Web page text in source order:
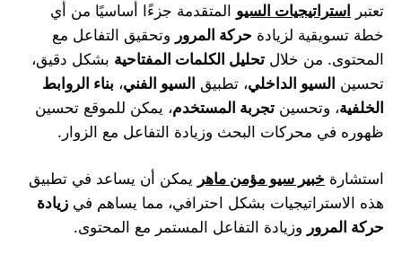
تعتبر استراتيجيات السيو المتقدمة جزءًا أساسيًا من أي
خطة تسويقية لزيادة حركة المرور وتحقيق التفاعل مع
المحتوى. من خلال تحليل الكلمات المفتاحية بشكل دقيق،
تحسين السيو الداخلي، تطبيق السيو الفني، بناء الروابط
الخلفية، وتحسين تجربة المستخدم، يمكن للموقع تحسين
ظهوره في محركات البحث وزيادة التفاعل مع الزوار.
استشارة خبير سيو مؤمن ماهر يمكن أن يساعد في تطبيق
هذه الاستراتيجيات بشكل احترافي، مما يساهم في زيادة
حركة المرور وزيادة التفاعل المستمر مع المحتوى.